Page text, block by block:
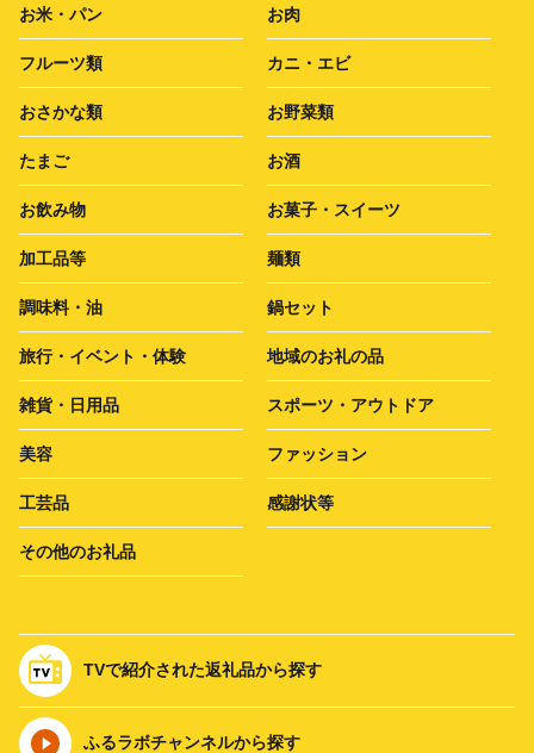
お米・パン お肉
フルーツ類 カニ・エビ
おさかな類 お野菜類
たまご お酒
お飲み物 お菓子・スイーツ
加工品等 麺類
調味料・油 鍋セット
旅行・イベント・体験 地域のお礼の品
雑貨・日用品 スポーツ・アウトドア
美容 ファッション
工芸品 感謝状等
その他のお礼品
TVで紹介された返礼品から探す
ふるラボチャンネルから探す